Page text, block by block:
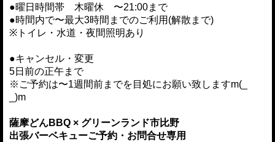
●曜日時間帯 木曜休 〜21:00まで
●時間内で〜最大3時間までのご利用(解散まで)
※トイレ・水道・夜間照明あり
●キャンセル・変更
5日前の正午まで
※ご予約は〜1週間前までを目処にお願い致しますm(_
_)m
薩摩どんBBQ × グリーンランド市比野
出張バーベキューご予約・お問合せ専用